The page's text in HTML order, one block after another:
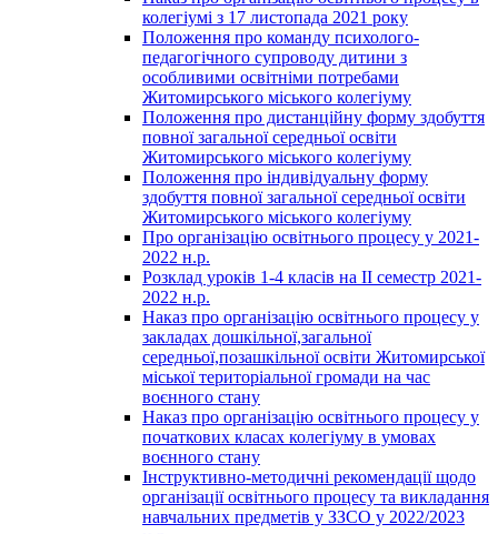
колегіумі з 17 листопада 2021 року
Положення про команду психолого-
педагогічного супроводу дитини з
особливими освітніми потребами
Житомирського міського колегіуму
Положення про дистанційну форму здобуття
повної загальної середньої освіти
Житомирського міського колегіуму
Положення про індивідуальну форму
здобуття повної загальної середньої освіти
Житомирського міського колегіуму
Про організацію освітнього процесу у 2021-
2022 н.р.
Розклад уроків 1-4 класів на ІІ семестр 2021-
2022 н.р.
Наказ про організацію освітнього процесу у
закладах дошкільної,загальної
середньої,позашкільної освіти Житомирської
міської територіальної громади на час
воєнного стану
Наказ про організацію освітнього процесу у
початкових класах колегіуму в умовах
воєнного стану
Інструктивно-методичні рекомендації щодо
організації освітнього процесу та викладання
навчальних предметів у ЗЗСО у 2022/2023